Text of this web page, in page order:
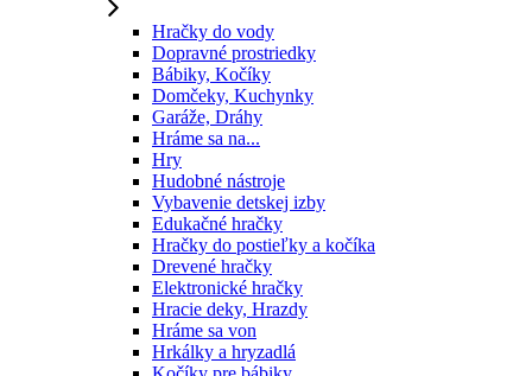
Hračky do vody
Dopravné prostriedky
Bábiky, Kočíky
Domčeky, Kuchynky
Garáže, Dráhy
Hráme sa na...
Hry
Hudobné nástroje
Vybavenie detskej izby
Edukačné hračky
Hračky do postieľky a kočíka
Drevené hračky
Elektronické hračky
Hracie deky, Hrazdy
Hráme sa von
Hrkálky a hryzadlá